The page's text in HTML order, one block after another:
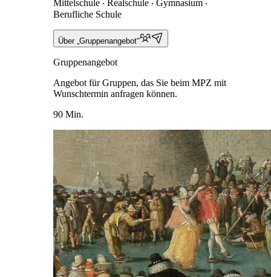
Mittelschule ‧ Realschule ‧ Gymnasium ‧
Berufliche Schule
Über „Gruppenangebot“
Gruppenangebot
Angebot für Gruppen, das Sie beim MPZ mit
Wunschtermin anfragen können.
90 Min.